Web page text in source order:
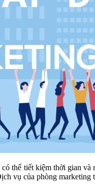
thể tiết kiệm thời gian
vụ của phòng